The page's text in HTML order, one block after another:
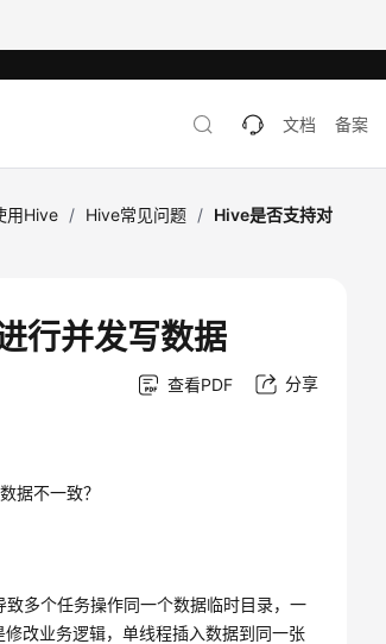
文档 备案
用Hive / Hive常见问题 / Hive是否支持对
行并发写数据
查看PDF 分享
据不一致？
多个任务操作同一个数据临时目录，一
改业务逻辑，单线程插入数据到同一张